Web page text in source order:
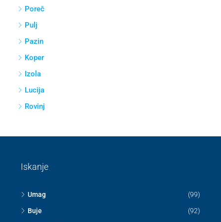
Poreč
Pulj
Pazin
Koper
Izola
Lucija
Rovinj
Iskanje
Umag (99)
Buje (92)